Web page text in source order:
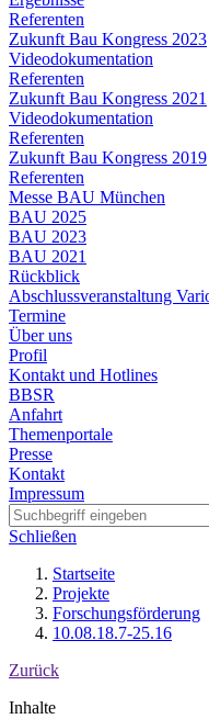
Referenten
Zukunft Bau Kongress 2023
Videodokumentation
Referenten
Zukunft Bau Kongress 2021
Videodokumentation
Referenten
Zukunft Bau Kongress 2019
Referenten
Messe BAU München
BAU 2025
BAU 2023
BAU 2021
Rückblick
Abschlussveranstaltung
Termine
Über uns
Profil
Kontakt und Hotlines
BBSR
Anfahrt
Themenportale
Presse
Kontakt
Impressum
Schließen
Startseite
Projekte
Forschungsförderung
10.08.18.7-25.16
Zurück
Inhalte